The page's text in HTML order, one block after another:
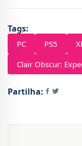
Tags:
PC PS5
Clair Obscur:
Partilha: